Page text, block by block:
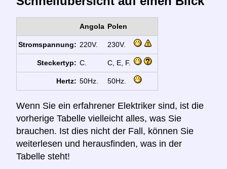
Angola Polen
Stromspannung: 220V. 230V.
Steckertyp: C. C, E, F.
Hertz: 50Hz. 50Hz.
Wenn Sie ein erfahrener Elektriker sind, ist die
vorherige Tabelle vielleicht alles, was Sie
brauchen. Ist dies nicht der Fall, können Sie
weiterlesen und herausfinden, was in der
Tabelle steht!